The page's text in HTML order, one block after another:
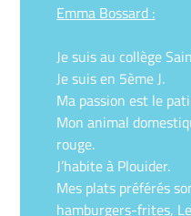
Emma Bossard :
Je suis au collège
Je suis en 5ème J.
Ma passion est le
Mon animal
rouge.
J’habite à Plouider.
Mes plats préférés
hamburgers-frites,